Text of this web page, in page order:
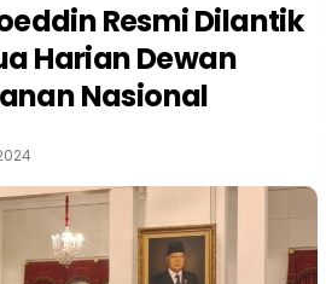
Resmi Dilantik
Harian Dewan
Nasional